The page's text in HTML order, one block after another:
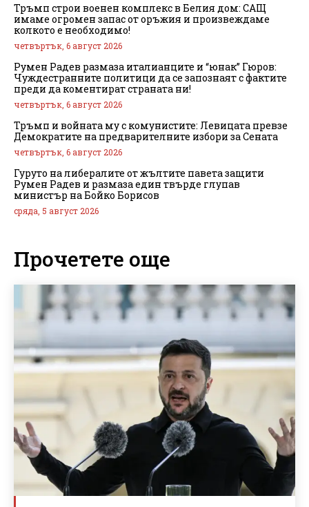
Тръмп строи военен комплекс в Белия дом: САЩ
имаме огромен запас от оръжия и произвеждаме
колкото е необходимо!
четвъртък, 6 август 2026
Румен Радев размаза италианците и “юнак” Гюров:
Чуждестранните политици да се запознаят с фактите
преди да коментират страната ни!
четвъртък, 6 август 2026
Тръмп и войната му с комунистите: Левицата превзе
Демократите на предварителните избори за Сената
четвъртък, 6 август 2026
Гуруто на либералите от жълтите павета защити
Румен Радев и размаза един твърде глупав
министър на Бойко Борисов
сряда, 5 август 2026
Прочетете още